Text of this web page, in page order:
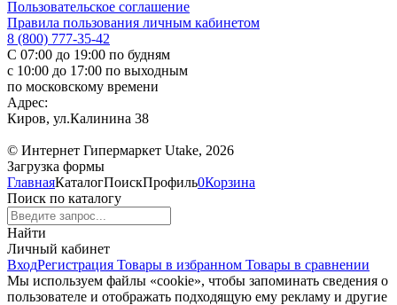
Пользовательское соглашение
Правила пользования личным кабинетом
8 (800) 777-35-42
С 07:00 до 19:00 по будням
с 10:00 до 17:00 по выходным
по московскому времени
Адрес:
Киров, ул.Калинина 38
© Интернет Гипермаркет Utake, 2026
Загрузка формы
ГлавнаяКаталогПоискПрофиль0Корзина
Поиск по каталогу
Найти
Личный кабинет
ВходРегистрация Товары в избранном Товары в сравнении
Мы используем файлы «cookie», чтобы запоминать сведения о
пользователе и отображать подходящую ему рекламу и другие